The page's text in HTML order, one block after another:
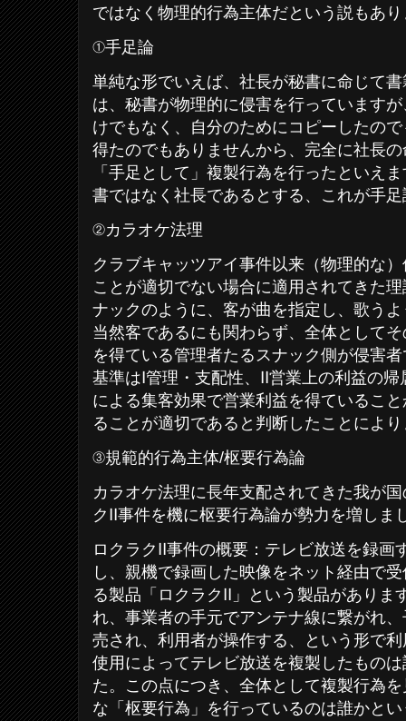
ではなく物理的行為主体だという説もあ
①手足論
単純な形でいえば、社長が秘書に命じて
は、秘書が物理的に侵害を行っています
けでもなく、自分のためにコピーしたの
得たのでもありませんから、完全に社長
「手足として」複製行為を行ったといえ
書ではなく社長であるとする、これが手
②カラオケ法理
クラブキャッツアイ事件以来（物理的な
ことが適切でない場合に適用されてきた
ナックのように、客が曲を指定し、歌う
当然客であるにも関わらず、全体として
を得ている管理者たるスナック側が侵害
基準はⅠ管理・支配性、Ⅱ営業上の利益の
による集客効果で営業利益を得ているこ
ることが適切であると判断したことによ
③規範的行為主体/枢要行為論
カラオケ法理に長年支配されてきた我が
クⅡ事件を機に枢要行為論が勢力を増しま
ロクラクⅡ事件の概要：テレビ放送を録画
し、親機で録画した映像をネット経由で
る製品「ロクラクⅡ」という製品がありま
れ、事業者の手元でアンテナ線に繋がれ
売され、利用者が操作する、という形で
使用によってテレビ放送を複製したもの
た。この点につき、全体として複製行為
な「枢要行為」を行っているのは誰かと